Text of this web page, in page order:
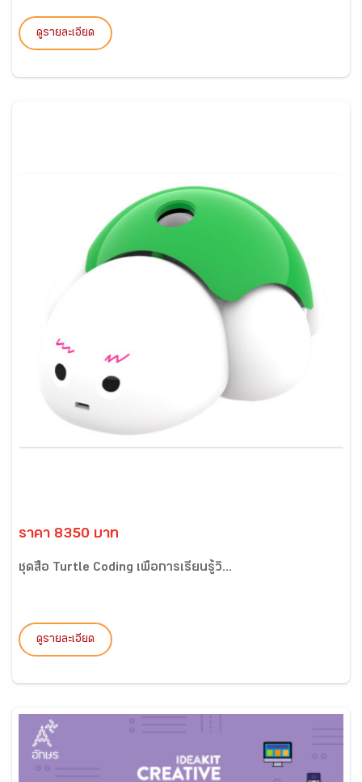
ดูรายละเอียด
ราคา 8350 บาท
ชุดสื่อ Turtle Coding เพื่อการเรียนรู้วิ...
ดูรายละเอียด